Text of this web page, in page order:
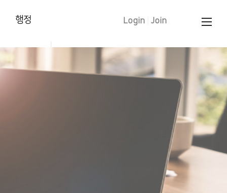
행정
양육훈련 신청
Login Join